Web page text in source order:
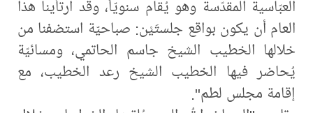
العبّاسية المقدّسة وهو يُقام سنويّاً، وقد ارتأينا هذا
العام أن يكون بواقع جلستَيْن: صباحيّة استضفنا من
خلالها الخطيب الشيخ جاسم الحاتمي، ومسائيّة
يُحاضر فيها الخطيب الشيخ رعد الخطيب، مع
إقامة مجلس لطم".